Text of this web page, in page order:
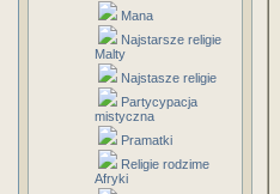
Mana
Najstarsze religie
Malty
Najstasze religie
Partycypacja
mistyczna
Pramatki
Religie rodzime
Afryki